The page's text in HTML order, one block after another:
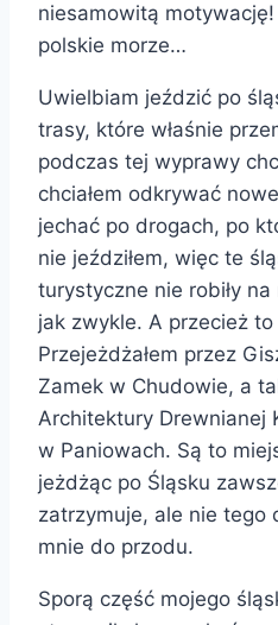
niesamowitą
polskie morze…
Uwielbiam jeździć po
trasy, które właśnie
podczas tej wyprawy
chciałem odkrywać
jechać po drogach, po
nie jeździłem, więc te
turystyczne nie robiły
jak zwykle. A przecież
Przejeżdżałem przez
Zamek w Chudowie, a
Architektury Drewnianej
w Paniowach. Są to
jeżdżąc po Śląsku
zatrzymuje, ale nie tego
mnie do przodu.
Sporą część mojego